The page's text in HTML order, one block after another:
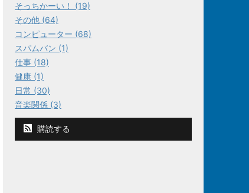
そっちかーい！ (19)
その他 (64)
コンピューター (68)
スパムバン (1)
仕事 (18)
健康 (1)
日常 (30)
音楽関係 (3)
購読する